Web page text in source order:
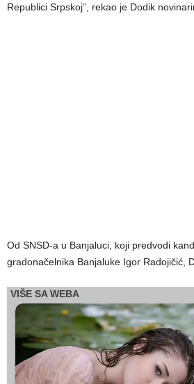
Republici Srpskoj”, rekao je Dodik
Od SNSD-a u Banjaluci, koji predvodi
gradonačelnika Banjaluke Igor Radojičić,